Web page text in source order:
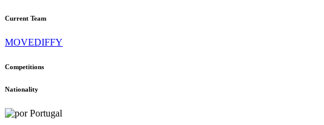
Current Team
MOVEDIFFY
Competitions
Nationality
Portugal